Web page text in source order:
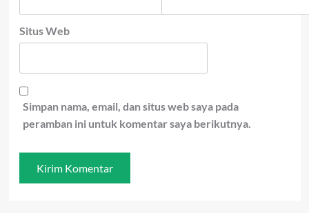
Situs Web
Simpan nama, email, dan situs web saya pada
peramban ini untuk komentar saya berikutnya.